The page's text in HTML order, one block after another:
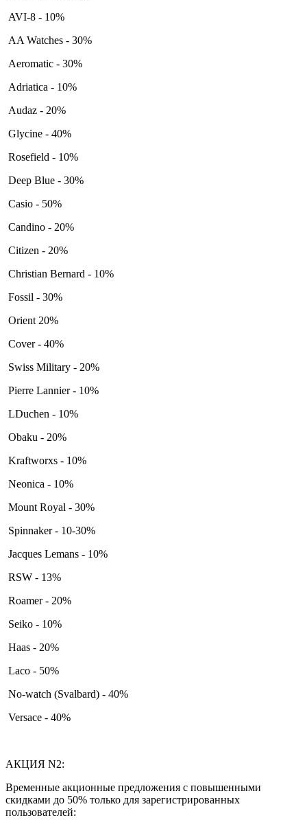
AVI-8 - 10%
AA Watches - 30%
Aeromatic - 30%
Adriatica - 10%
Audaz - 20%
Glycine - 40%
Rosefield - 10%
Deep Blue - 30%
Casio - 50%
Candino - 20%
Citizen - 20%
Christian Bernard - 10%
Fossil - 30%
Orient 20%
Cover - 40%
Swiss Military - 20%
Pierre Lannier - 10%
LDuchen - 10%
Obaku - 20%
Kraftworxs - 10%
Neonica - 10%
Mount Royal - 30%
Spinnaker - 10-30%
Jacques Lemans - 10%
RSW - 13%
Roamer - 20%
Seiko - 10%
Haas - 20%
Laco - 50%
No-watch (Svalbard) - 40%
Versace - 40%
АКЦИЯ N2:
Временные акционные предложения с повышенными
скидками до 50% только для зарегистрированных
пользователей: